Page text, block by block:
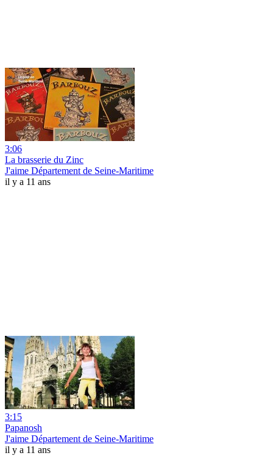
3:06
La brasserie du Zinc
J'aime Département de Seine-Maritime
il y a 11 ans
3:15
Papanosh
J'aime Département de Seine-Maritime
il y a 11 ans